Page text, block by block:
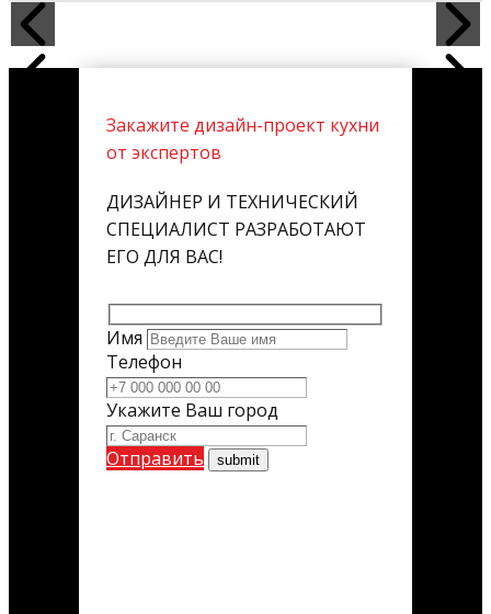
Закажите дизайн-проект кухни
от экспертов
ДИЗАЙНЕР И ТЕХНИЧЕСКИЙ
СПЕЦИАЛИСТ РАЗРАБОТАЮТ
ЕГО ДЛЯ ВАС!
Имя
Телефон
Укажите Ваш город
Отправить